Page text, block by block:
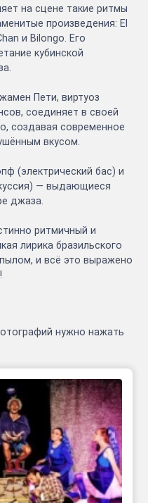
на сцене такие ритмы
произведения: El
и Bilongo. Его
кубинской
Пети, виртуоз
соединяет в своей
создавая современное
вкусом.
(электрический бас) и
— выдающиеся
джаза.
ритмичный и
лирика бразильского
и всё это выражено
нужно нажать